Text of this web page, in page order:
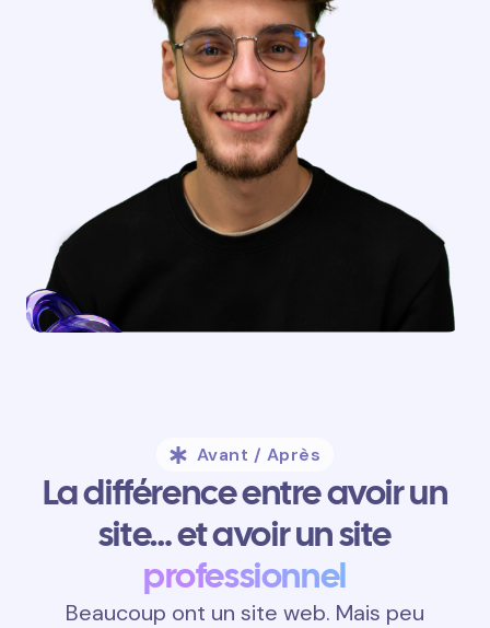
Avant / Après
La différence entre avoir un
site… et avoir un site
professionnel
Beaucoup ont un site web. Mais peu